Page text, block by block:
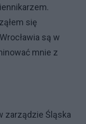
się
są w
mnie z
zarządzie Śląska